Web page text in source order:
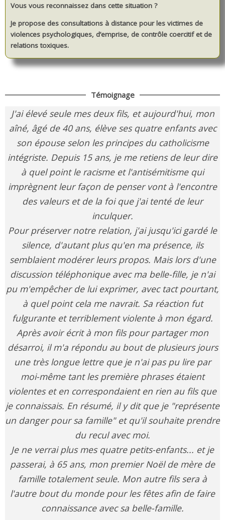
Vous vous reconnaissez dans cette situation ?
Je propose des consultations à distance pour les victimes de
violences psychologiques, d’emprise, de contrôle coercitif et de
relations toxiques.
Témoignage
J'ai élevé seule mes deux fils, et aujourd'hui, mon
aîné, âgé de 40 ans, élève ses quatre enfants avec
son épouse selon les principes du catholicisme
intégriste. Depuis 15 ans, je me retiens de leur dire
à quel point le racisme et l'antisémitisme qui
imprègnent leur façon de penser vont à l'encontre
des valeurs et de la foi que j'ai tenté de leur
inculquer.
Pour préserver notre relation, j'ai jusqu'ici gardé le
silence, d'autant plus qu'en ma présence, ils
semblaient modérer leurs propos. Mais lors d'une
discussion téléphonique avec ma belle-fille, je n'ai
pu m'empêcher de lui exprimer, avec tact pourtant,
à quel point cela me navrait. Sa réaction fut
fulgurante et terriblement violente à mon égard.
Après avoir écrit à mon fils pour partager mon
désarroi, il m'a répondu au bout de plusieurs jours
une très longue lettre que je n'ai pas pu lire par
moi-même tant les première phrases étaient
violentes et en correspondaient en rien au fils que
je connaissais. En résumé, il y dit que je "représente
un danger pour sa famille" et qu'il souhaite prendre
du recul avec moi.
Je ne verrai plus mes quatre petits-enfants... et je
passerai, à 65 ans, mon premier Noël de mère de
famille totalement seule. Mon autre fils sera à
l'autre bout du monde pour les fêtes afin de faire
connaissance avec sa belle-famille.